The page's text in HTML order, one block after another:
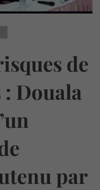
de
Douala
par